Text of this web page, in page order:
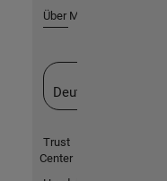
Über MathWorks
Deutschland
Trust
Center